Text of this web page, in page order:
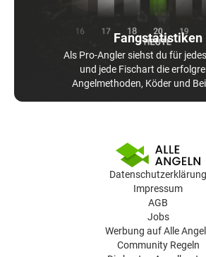
Fangstatistiken
Als Pro-Angler siehst du für
und jede Fischart die
Angelmethoden, Köder und
Datenschutzerklärung
Impressum
AGB
Jobs
Werbung auf Alle
Community Regeln